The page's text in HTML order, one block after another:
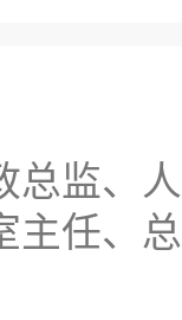
总监、
主任、